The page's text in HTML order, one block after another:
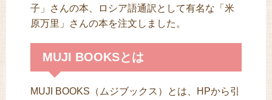
子」さんの本、ロシア語通訳として有名な「米
原万里」さんの本を注文しました。
MUJI BOOKSとは
MUJI BOOKS（ムジブックス）とは、HPから引